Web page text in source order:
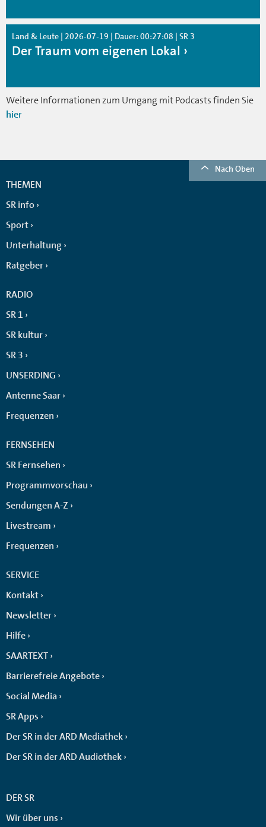
Land & Leute | 2026-07-19 | Dauer: 00:27:08 | SR 3
Der Traum vom eigenen Lokal
Weitere Informationen zum Umgang mit Podcasts finden Sie
hier
Nach Oben
THEMEN
SR info
Sport
Unterhaltung
Ratgeber
RADIO
SR 1
SR kultur
SR 3
UNSERDING
Antenne Saar
Frequenzen
FERNSEHEN
SR Fernsehen
Programmvorschau
Sendungen A-Z
Livestream
Frequenzen
SERVICE
Kontakt
Newsletter
Hilfe
SAARTEXT
Barrierefreie Angebote
Social Media
SR Apps
Der SR in der ARD Mediathek
Der SR in der ARD Audiothek
DER SR
Wir über uns